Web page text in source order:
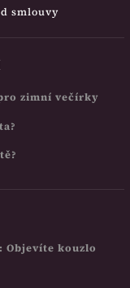
smlouvy
zimní večírky
Objevíte kouzlo